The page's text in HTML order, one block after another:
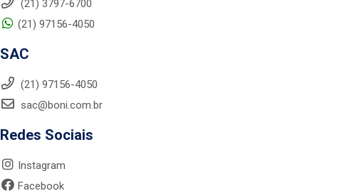
(21) 3797-6700
(21) 97156-4050
SAC
(21) 97156-4050
sac@boni.com.br
Redes Sociais
Instagram
Facebook